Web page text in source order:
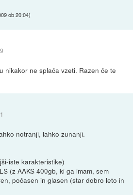
ob 20:04)
nikakor ne splača vzeti. Razen če te
notranji, lahko zunanji.
iste karakteristike)
(z AAKS 400gb, ki ga imam, sem
počasen in glasen (star dobro leto in